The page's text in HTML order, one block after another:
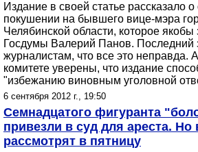
Издание в своей статье рассказало
покушении на бывшего вице-мэра
Челябинской области, которое якобы
Госдумы Валерий Панов. Последний
журналистам, что все это неправда.
комитете уверены, что издание
"избежанию виновным уголовной
6 сентября 2012 г., 19:50
Семнадцатого фигуранта
привезли в суд для ареста. Но
рассмотрят в пятницу